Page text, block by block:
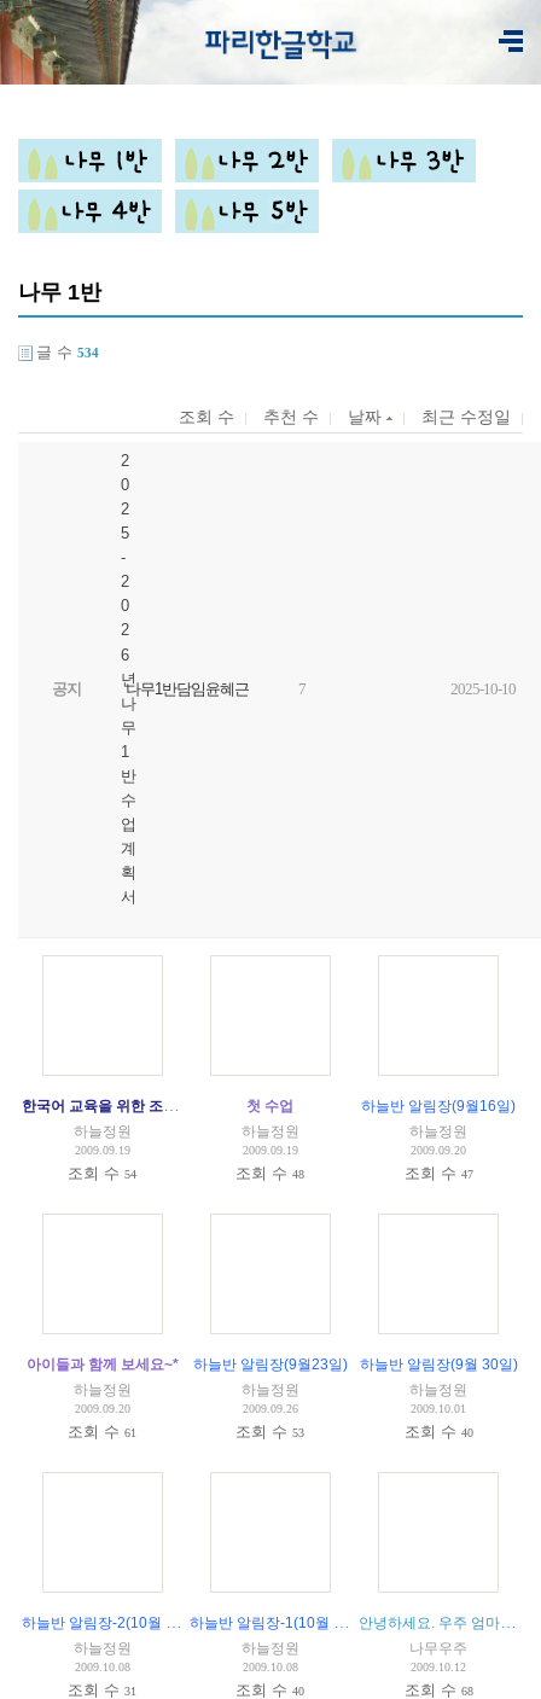
나무 1반
글 수 534
조회 수 추천 수 날짜 최근 수정일
공지
2
0
2
5
-
2
0
2
6
년
나
무
1
반
수
업
계
획
서
나무1반담임윤혜근 7 2025-10-10
하늘정원
2009.09.19
조회 수54
첫 수업
하늘정원
2009.09.19
조회 수48
하늘반 알림장(9월16일)
하늘정원
2009.09.20
조회 수 47
아이들과 함께 보세요~*
하늘정원
2009.09.20
조회 수61
하늘반 알림장(9월23일)
하늘정원
2009.09.26
조회 수53
하늘반 알림장(9월 30일)
하늘정원
2009.10.01
조회 수 40
하늘정원
2009.10.08
조회 수31
하늘정원
2009.10.08
조회 수40
안녕하세요. 우주 엄마입니다.
나무우주
2009.10.12
조회 수 68